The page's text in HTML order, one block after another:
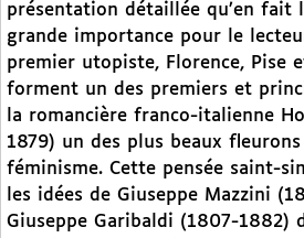
présentation détaillée qu’en fait
grande importance pour le
premier utopiste, Florence, Pise
forment un des premiers et
la romancière franco-italienne
1879) un des plus beaux
féminisme. Cette pensée saint-
les idées de Giuseppe Mazzini
Giuseppe Garibaldi (1807-1882)